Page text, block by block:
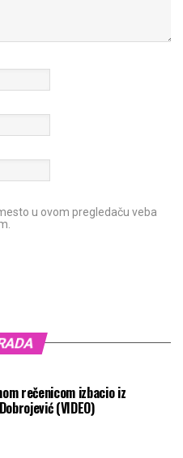
u ovom pregledaču veba
rečenicom izbacio iz
(VIDEO)